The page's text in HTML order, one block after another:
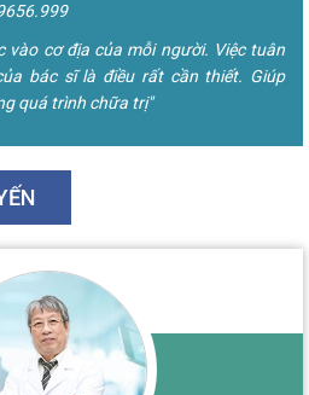
vào cơ địa của mỗi người. Việc tuân
bác sĩ là điều rất cần thiết. Giúp
quá trình chữa trị"